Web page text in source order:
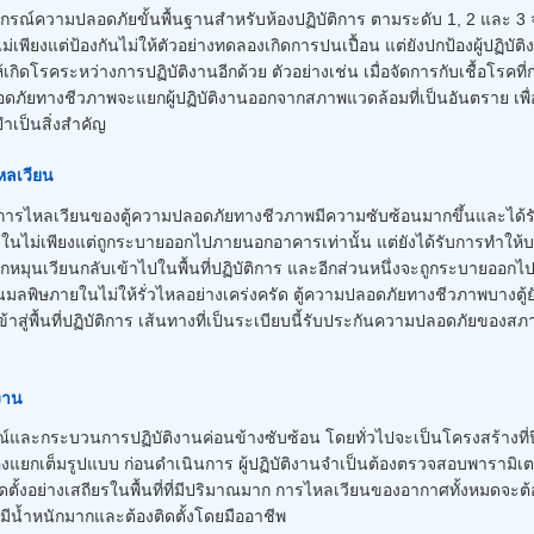
รณ์ความปลอดภัยขั้นพื้นฐานสำหรับห้องปฏิบัติการ ตามระดับ 1, 2 และ 3
พียงแต่ป้องกันไม่ให้ตัวอย่างทดลองเกิดการปนเปื้อน แต่ยังปกป้องผู้ปฏิบั
ดโรคระหว่างการปฏิบัติงานอีกด้วย ตัวอย่างเช่น เมื่อจัดการกับเชื้อโรคที่
ยทางชีวภาพจะแยกผู้ปฏิบัติงานออกจากสภาพแวดล้อมที่เป็นอันตราย เ
เป็นสิ่งสำคัญ
ลเวียน
รไหลเวียนของตู้ความปลอดภัยทางชีวภาพมีความซับซ้อนมากขึ้นและได้
นไม่เพียงแต่ถูกระบายออกไปภายนอกอาคารเท่านั้น แต่ยังได้รับการทำใ
มุนเวียนกลับเข้าไปในพื้นที่ปฏิบัติการ และอีกส่วนหนึ่งจะถูกระบายออกไ
ลพิษภายในไม่ให้รั่วไหลอย่างเคร่งครัด ตู้ความปลอดภัยทางชีวภาพบาง
าสู่พื้นที่ปฏิบัติการ เส้นทางที่เป็นระเบียบนี้รับประกันความปลอดภัยของส
น
ละกระบวนการปฏิบัติงานค่อนข้างซับซ้อน โดยทั่วไปจะเป็นโครงสร้าง
แยกเต็มรูปแบบ ก่อนดำเนินการ ผู้ปฏิบัติงานจำเป็นต้องตรวจสอบพารามิเ
งอย่างเสถียรในพื้นที่ที่มีปริมาณมาก การไหลเวียนของอากาศทั้งหมดจะ
น้ำหนักมากและต้องติดตั้งโดยมืออาชีพ